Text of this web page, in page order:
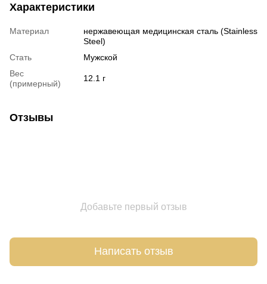
Характеристики
Материал
нержавеющая медицинская сталь (Stainless
Steel)
Стать
Мужской
Вес
(примерный)
12.1 г
Отзывы
Добавьте первый отзыв
Написать отзыв